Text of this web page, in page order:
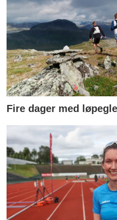
Fire dager med